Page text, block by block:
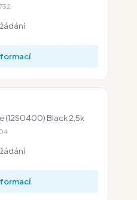
(12S0400) Black 2,5k